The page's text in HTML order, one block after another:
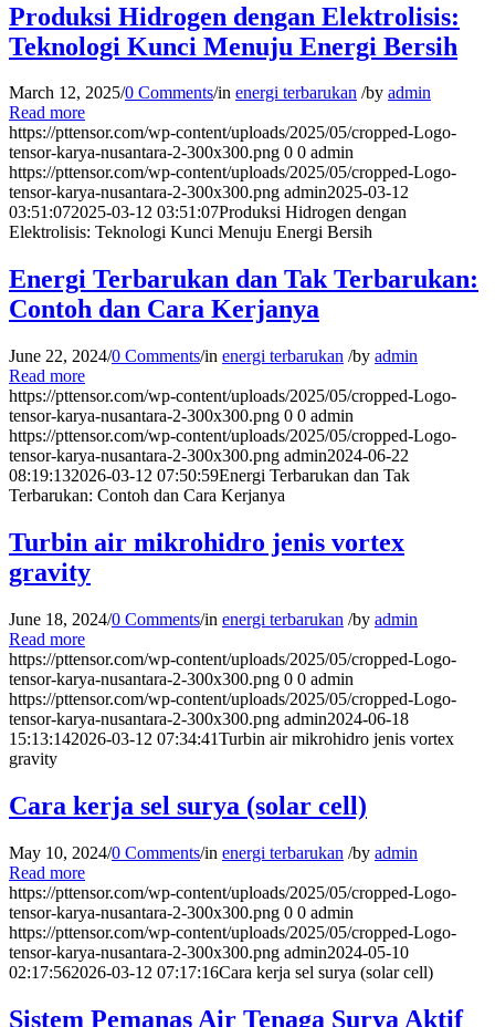
Produksi Hidrogen dengan Elektrolisis:
Teknologi Kunci Menuju Energi Bersih
March 12, 2025/0 Comments/in energi terbarukan /by admin
Read more
https://pttensor.com/wp-content/uploads/2025/05/cropped-Logo-
tensor-karya-nusantara-2-300x300.png 0 0 admin
https://pttensor.com/wp-content/uploads/2025/05/cropped-Logo-
tensor-karya-nusantara-2-300x300.png admin2025-03-12
03:51:072025-03-12 03:51:07Produksi Hidrogen dengan
Elektrolisis: Teknologi Kunci Menuju Energi Bersih
Energi Terbarukan dan Tak Terbarukan:
Contoh dan Cara Kerjanya
June 22, 2024/0 Comments/in energi terbarukan /by admin
Read more
https://pttensor.com/wp-content/uploads/2025/05/cropped-Logo-
tensor-karya-nusantara-2-300x300.png 0 0 admin
https://pttensor.com/wp-content/uploads/2025/05/cropped-Logo-
tensor-karya-nusantara-2-300x300.png admin2024-06-22
08:19:132026-03-12 07:50:59Energi Terbarukan dan Tak
Terbarukan: Contoh dan Cara Kerjanya
Turbin air mikrohidro jenis vortex
gravity
June 18, 2024/0 Comments/in energi terbarukan /by admin
Read more
https://pttensor.com/wp-content/uploads/2025/05/cropped-Logo-
tensor-karya-nusantara-2-300x300.png 0 0 admin
https://pttensor.com/wp-content/uploads/2025/05/cropped-Logo-
tensor-karya-nusantara-2-300x300.png admin2024-06-18
15:13:142026-03-12 07:34:41Turbin air mikrohidro jenis vortex
gravity
Cara kerja sel surya (solar cell)
May 10, 2024/0 Comments/in energi terbarukan /by admin
Read more
https://pttensor.com/wp-content/uploads/2025/05/cropped-Logo-
tensor-karya-nusantara-2-300x300.png 0 0 admin
https://pttensor.com/wp-content/uploads/2025/05/cropped-Logo-
tensor-karya-nusantara-2-300x300.png admin2024-05-10
02:17:562026-03-12 07:17:16Cara kerja sel surya (solar cell)
Sistem Pemanas Air Tenaga Surya Aktif